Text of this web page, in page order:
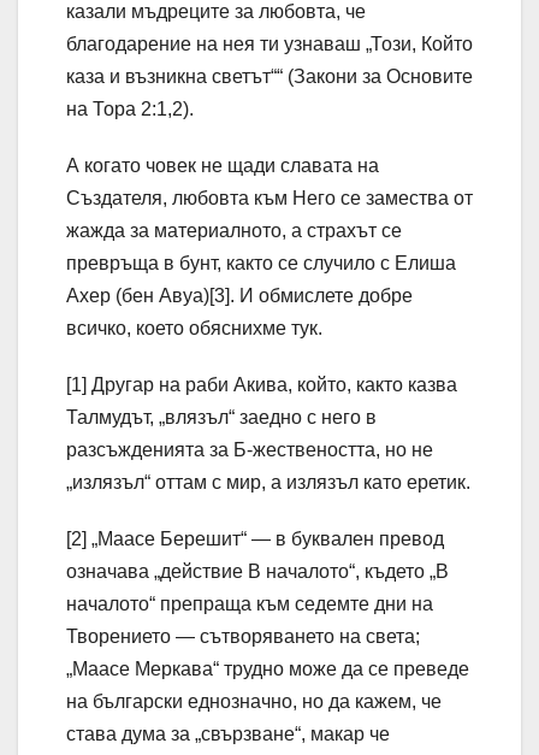
казали мъдреците за любовта, че
благодарение на нея ти узнаваш „Този, Който
каза и възникна светът““ (Закони за Основите
на Тора 2:1,2).
А когато човек не щади славата на
Създателя, любовта към Него се замества от
жажда за материалното, а страхът се
превръща в бунт, както се случило с Елиша
Ахер (бен Авуа)[3]. И обмислете добре
всичко, което обяснихме тук.
[1] Другар на раби Акива, който, както казва
Талмудът, „влязъл“ заедно с него в
разсъжденията за Б-жествеността, но не
„излязъл“ оттам с мир, а излязъл като еретик.
[2] „Маасе Берешит“ — в буквален превод
означава „действие В началото“, където „В
началото“ препраща към седемте дни на
Творението — сътворяването на света;
„Маасе Меркава“ трудно може да се преведе
на български еднозначно, но да кажем, че
става дума за „свързване“, макар че